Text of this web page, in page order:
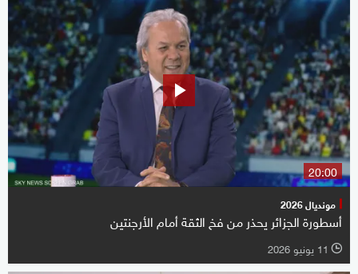
20:00
مونديال 2026
أسطورة الجزائر يحذر من فخ الثقة أمام الأرجنتين
l 11 يونيو 2026